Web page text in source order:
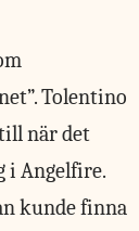
Tolentino
när det
i Angelfire.
kunde finna